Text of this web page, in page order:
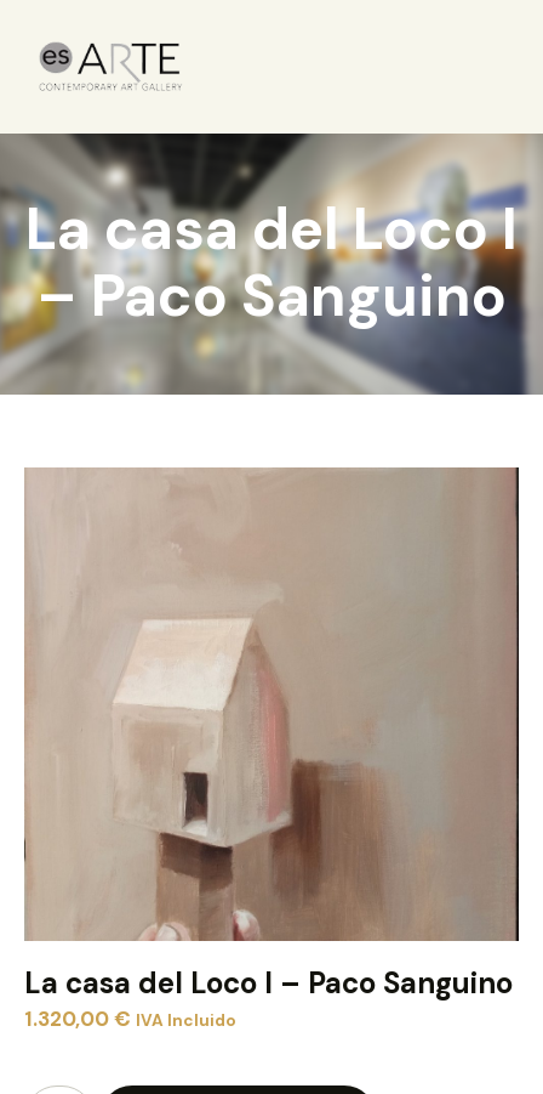
La casa del Loco I
– Paco Sanguino
La casa del Loco I – Paco Sanguino
1.320,00€ IVA Incluido